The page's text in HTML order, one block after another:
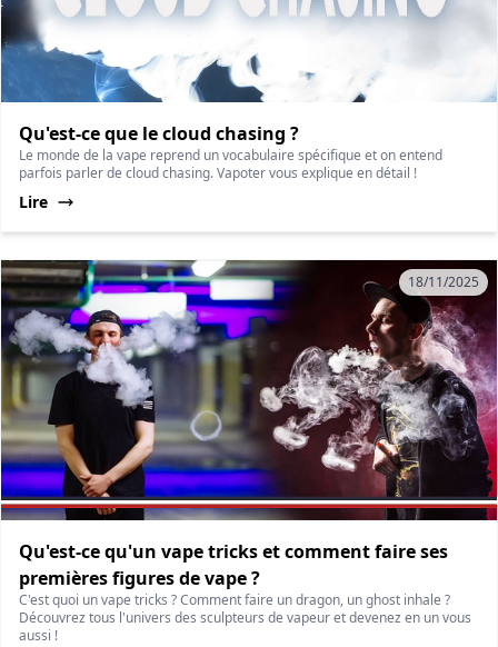
Qu'est-ce que le cloud chasing ?
Le monde de la vape reprend un vocabulaire spécifique et on entend
parfois parler de cloud chasing. Vapoter vous explique en détail !
Lire
18/11/2025
Qu'est-ce qu'un vape tricks et comment faire ses
premières figures de vape ?
C'est quoi un vape tricks ? Comment faire un dragon, un ghost inhale ?
Découvrez tous l'univers des sculpteurs de vapeur et devenez en un vous
aussi !